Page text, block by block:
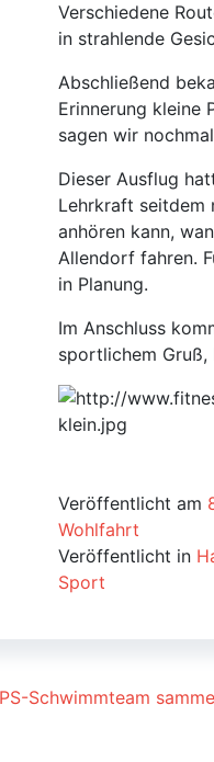
Verschiedene
in strahlende
Abschließend
Erinnerung kleine
sagen wir
Dieser Ausflug
Lehrkraft seitdem
anhören kann,
Allendorf fahren.
in Planung.
Im Anschluss
sportlichem Gruß,
Veröffentlicht am
Wohlfahrt
Veröffentlicht in
Sport
Schwimmteam